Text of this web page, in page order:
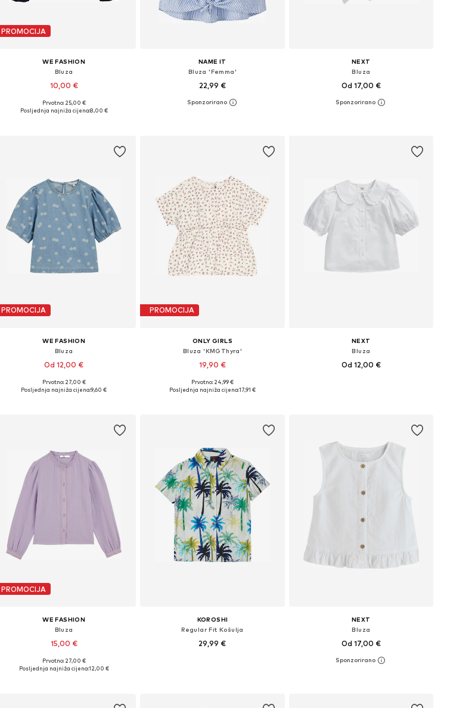
PROMOCIJA
WE FASHION
Bluza
10,00 €
Dostupno u više veličina
Prvotno: 25,00 €
Posljednja najniža cijena:8,00 €
NAME IT
Bluza 'Femma'
22,99 €
NEXT
Bluza
Od 17,00 €
Dostupno u više veličina
PROMOCIJA
WE FASHION
Bluza
Od 12,00 €
Dostupno u više veličina
Prvotno: 27,00 €
Posljednja najniža cijena:9,60 €
PROMOCIJA
ONLY GIRLS
Bluza 'KMGThyra'
19,90 €
Dostupno u više veličina
Prvotno: 24,99 €
Posljednja najniža cijena:17,91 €
NEXT
Bluza
Od 12,00 €
PROMOCIJA
WE FASHION
Bluza
15,00 €
Dostupno u više veličina
Prvotno: 27,00 €
Posljednja najniža cijena:12,00 €
KOROSHI
Regular Fit Košulja
29,99 €
NEXT
Bluza
Od 17,00 €
Dostupno u više veličina